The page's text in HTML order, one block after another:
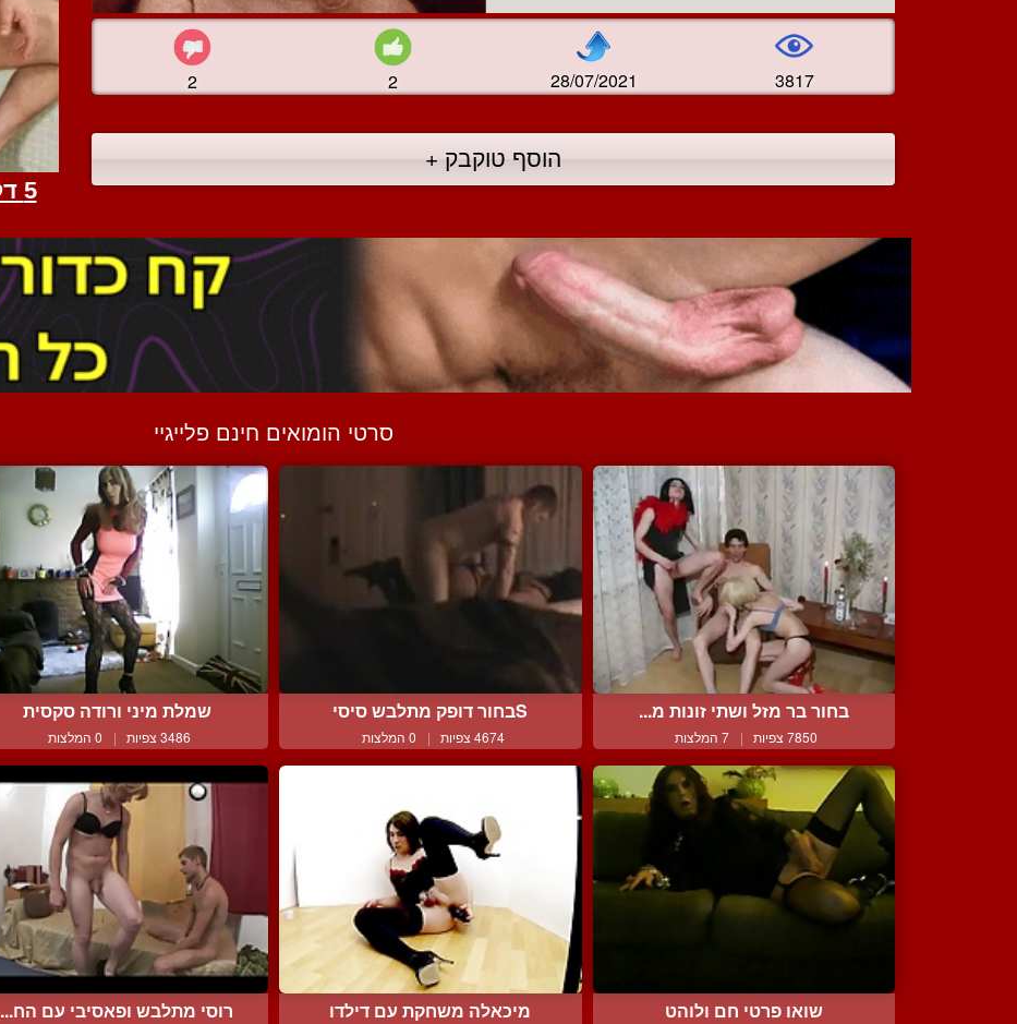
2 2 28/07/2021 3817
הוסף טוקבק +
סרטי הומואים חינם פלייגיי
בחור בר מזל ושתי זונות מ...
7850 צפיות | 7 המלצות
Sבחור דופק מתלבש סיסי
4674 צפיות | 0 המלצות
שמלת מיני ורודה סקסית
3486 צפיות | 0 המלצות
שואו פרטי חם ולוהט מיכאלה משחקת עם דילדו רוסי מתלבש ופאסיבי עם הח...